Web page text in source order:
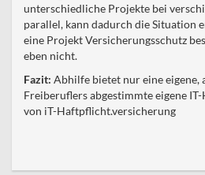
unterschiedliche Projekte bei
parallel, kann dadurch die Situation
eine Projekt Versicherungsschutz
eben nicht.
Fazit: Abhilfe bietet nur eine eigene,
Freiberuflers abgestimmte eigene
von iT-Haftpflicht.versicherung